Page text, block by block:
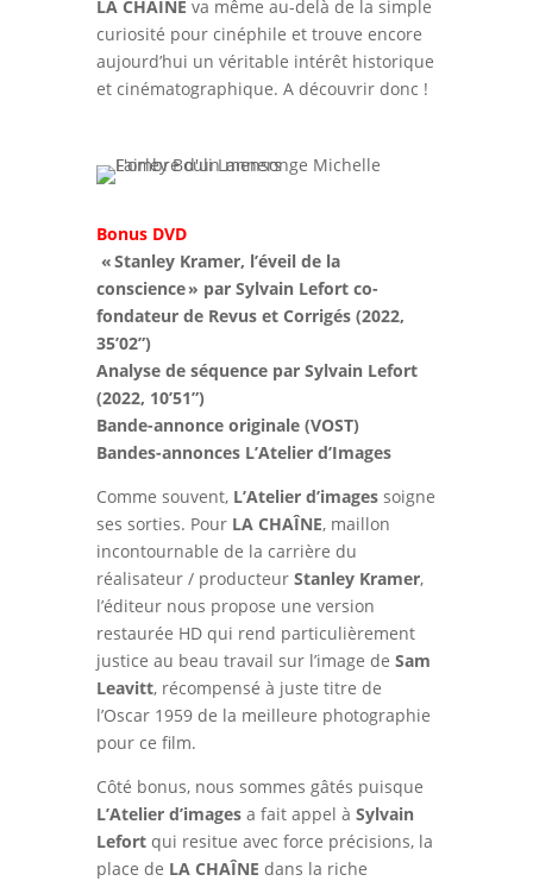
LA CHAÎNE va même au-delà de la simple
curiosité pour cinéphile et trouve encore
aujourd’hui un véritable intérêt historique
et cinématographique. A découvrir donc !
Bonus DVD
« Stanley Kramer, l’éveil de la
conscience » par Sylvain Lefort co-
fondateur de Revus et Corrigés (2022,
35’02”)
Analyse de séquence par Sylvain Lefort
(2022, 10’51”)
Bande-annonce originale (VOST)
Bandes-annonces L’Atelier d’Images
Comme souvent, L’Atelier d’imagessoigne
ses sorties. Pour LA CHAÎNE, maillon
incontournable de la carrière du
réalisateur / producteur Stanley Kramer,
l’éditeur nous propose une version
restaurée HD qui rend particulièrement
justice au beau travail sur l’image de Sam
Leavitt, récompensé à juste titre de
l’Oscar 1959 de la meilleure photographie
pour ce film.
Côté bonus, nous sommes gâtés puisque
L’Atelier d’imagesa fait appel à Sylvain
Lefortqui resitue avec force précisions, la
place de LA CHAÎNE dans la riche